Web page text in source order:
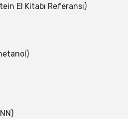
El Kitabı Referansı)